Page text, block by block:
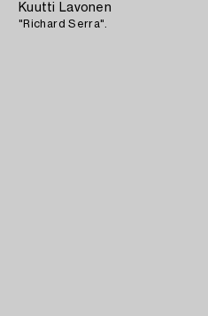
Kuutti Lavonen
"Richard Serra".